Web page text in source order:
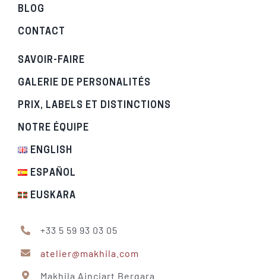
BLOG
CONTACT
SAVOIR-FAIRE
GALERIE DE PERSONALITÉS
PRIX, LABELS ET DISTINCTIONS
NOTRE ÉQUIPE
ENGLISH
ESPAÑOL
EUSKARA
+33 5 59 93 03 05
atelier@makhila.com
Makhila Ainciart Bergara